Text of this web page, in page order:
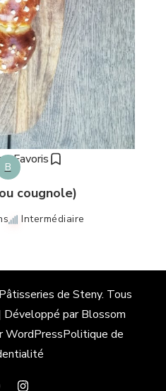
Favoris
B
cougnole)
Intermédiaire
de Steny. Tous
Développé parBlossom
WordPressPolitique de